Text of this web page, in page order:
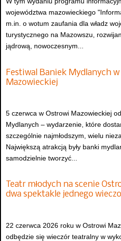
województwa mazowieckiego
m.in. o wotum zaufania dla władz
turystycznego na Mazowszu,
jądrową, nowoczesnym...
Festiwal Baniek Mydlanych
Mazowieckiej
5 czerwca w Ostrowi Mazowieckiej
Mydlanych – wydarzenie, które
szczególnie najmłodszym, wielu
Największą atrakcją były banki
samodzielnie tworzyć...
Teatr młodych na scenie
dwa spektakle jednego
22 czerwca 2026 roku w Ostrowi
odbędzie się wieczór teatralny w